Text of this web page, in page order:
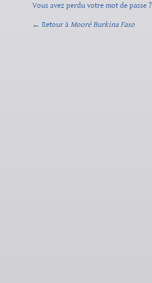
Vous avez perdu votre mot de passe ?
← Retour à Mooré Burkina Faso